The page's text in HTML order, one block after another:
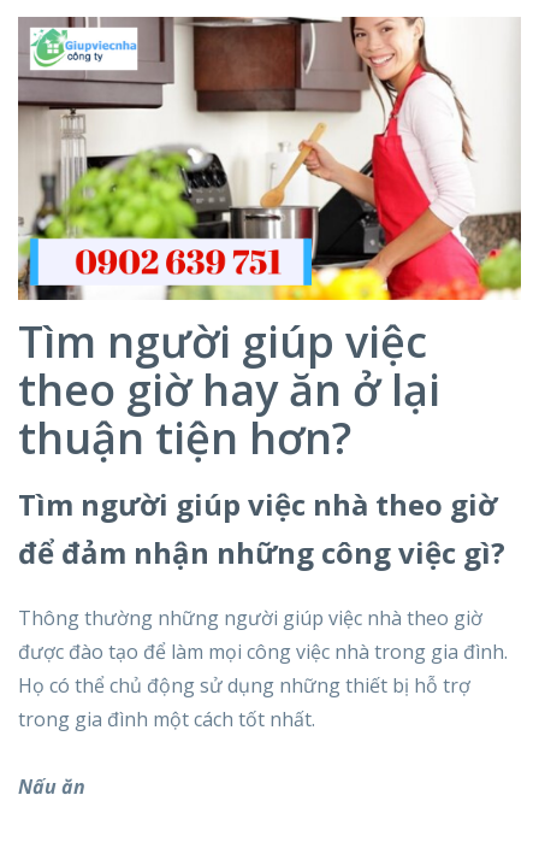
Tìm người giúp việc
theo giờ hay ăn ở lại
thuận tiện hơn?
Tìm người giúp việc nhà theo giờ
để đảm nhận những công việc gì?
Thông thường những người giúp việc nhà theo giờ
được đào tạo để làm mọi công việc nhà trong gia đình.
Họ có thể chủ động sử dụng những thiết bị hỗ trợ
trong gia đình một cách tốt nhất.
Nấu ăn